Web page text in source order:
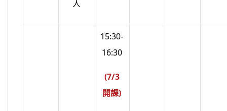
人
15:30-
16:30
(7/3
開課)